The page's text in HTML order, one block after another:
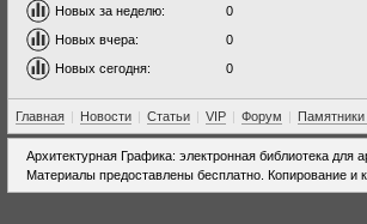
Новых за неделю:
0
Новых вчера:
0
Новых сегодня:
0
Главная | Новости | Статьи | VIP | Форум |
Архитектурная Графика: электронная библиотека для
Материалы предоставлены бесплатно. Копирование и